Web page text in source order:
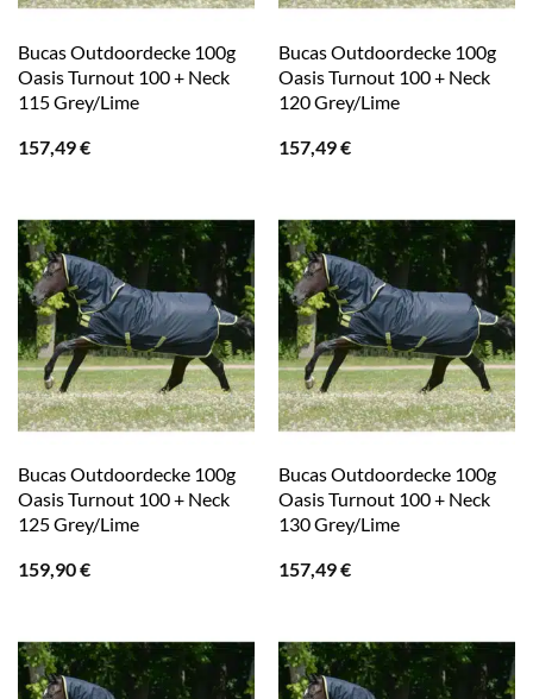
Bucas Outdoordecke 100g
Oasis Turnout 100 + Neck
115 Grey/Lime
157,49€
Bucas Outdoordecke 100g
Oasis Turnout 100 + Neck
120 Grey/Lime
157,49€
Bucas Outdoordecke 100g
Oasis Turnout 100 + Neck
125 Grey/Lime
159,90€
Bucas Outdoordecke 100g
Oasis Turnout 100 + Neck
130 Grey/Lime
157,49€